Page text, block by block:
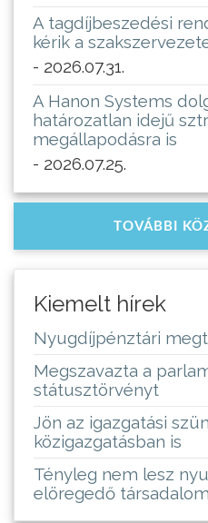
A tagdíjbeszedési
kérik a
- 2026.07.31.
A Hanon Systems
határozatlan idejű
megállapodásra is
- 2026.07.25.
TOVÁBBI
Kiemelt hírek
Nyugdíjpénztári
Megszavazta a
státusztörvényt
Jön az igazgatási
közigazgatásban is
Tényleg nem lesz
elöregedő